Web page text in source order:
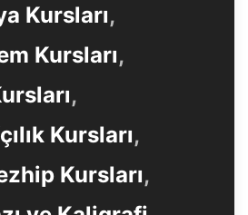
Kursları,
Kursları,
,
Kursları,
Kursları,